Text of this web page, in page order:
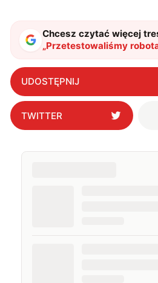
środku nocy. Od 2019 roku
antykomórkowe w Polsce i
wylewanego przez nie hejtu
to dobrze. Na przestrzeni
Online i PCWorld.pl, a od
WhatNext.pl, gdzie jestem
naczelnego. Życie prywatne
interesując się nowymi
pogardzę dobrą muzyką,
komputerowymi czy sportem.
Chcesz czytać więcej
„Przetestowaliśmy
Polska jest gotowa na
UDOSTĘPNIJ
TWITTER